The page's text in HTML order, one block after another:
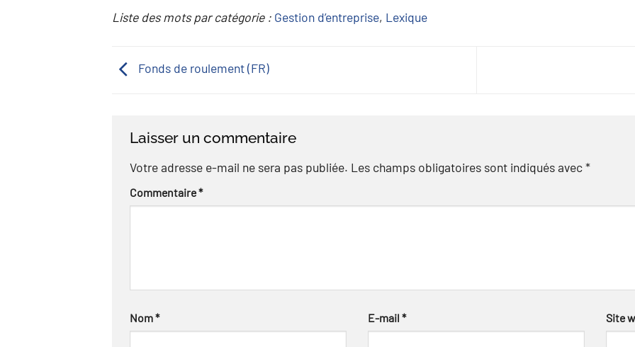
Liste des mots par catégorie : Gestion d’entreprise, Lexique
Fonds de roulement (FR)
Laisser un commentaire
Votre adresse e-mail ne sera pas publiée. Les champs obligatoires sont indiqués avec*
Commentaire*
Nom* E-mail * Site